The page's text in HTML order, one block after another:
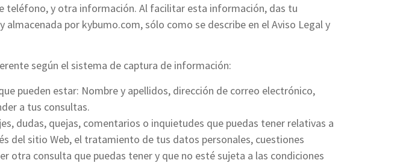
teléfono, y otra información. Al facilitar esta información, das tu
por kybumo.com, sólo como se describe en el Aviso Legal y
según el sistema de captura de información:
pueden estar: Nombre y apellidos, dirección de correo electrónico,
a tus consultas.
dudas, quejas, comentarios o inquietudes que puedas tener relativas a
del sitio Web, el tratamiento de tus datos personales, cuestiones
otra consulta que puedas tener y que no esté sujeta a las condiciones